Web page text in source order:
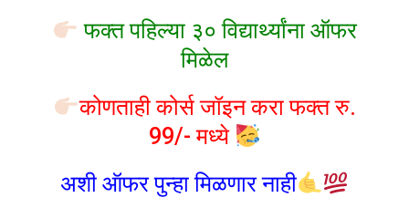
फक्त पहिल्या ३० विद्यार्थ्यांना ऑफर
मिळेल
कोणताही कोर्स जॉइन करा फक्त रु.
99/- मध्ये
अशी ऑफर पुन्हा मिळणार नाही